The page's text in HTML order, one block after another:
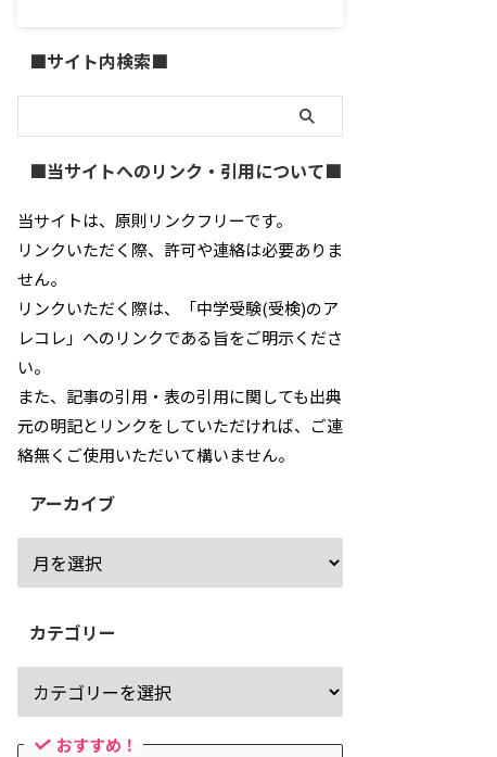
■サイト内検索■
■当サイトへのリンク・引用について■
当サイトは、原則リンクフリーです。
リンクいただく際、許可や連絡は必要ありま
せん。
リンクいただく際は、「中学受験(受検)のア
レコレ」へのリンクである旨をご明示くださ
い。
また、記事の引用・表の引用に関しても出典
元の明記とリンクをしていただければ、ご連
絡無くご使用いただいて構いません。
アーカイブ
カテゴリー
おすすめ！